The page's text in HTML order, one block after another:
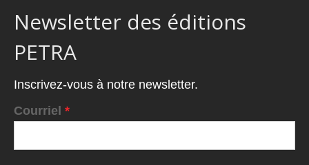
Newsletter des éditions
PETRA
Inscrivez-vous à notre newsletter.
Courriel *